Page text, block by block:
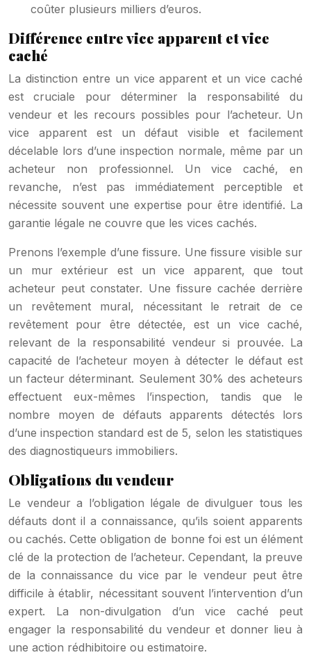
coûter plusieurs milliers d’euros.
Différence entre vice apparent et vice
caché
La distinction entre un vice apparent et un vice caché
est cruciale pour déterminer la responsabilité du
vendeur et les recours possibles pour l’acheteur. Un
vice apparent est un défaut visible et facilement
décelable lors d’une inspection normale, même par un
acheteur non professionnel. Un vice caché, en
revanche, n’est pas immédiatement perceptible et
nécessite souvent une expertise pour être identifié. La
garantie légale ne couvre que les vices cachés.
Prenons l’exemple d’une fissure. Une fissure visible sur
un mur extérieur est un vice apparent, que tout
acheteur peut constater. Une fissure cachée derrière
un revêtement mural, nécessitant le retrait de ce
revêtement pour être détectée, est un vice caché,
relevant de la responsabilité vendeur si prouvée. La
capacité de l’acheteur moyen à détecter le défaut est
un facteur déterminant. Seulement 30% des acheteurs
effectuent eux-mêmes l’inspection, tandis que le
nombre moyen de défauts apparents détectés lors
d’une inspection standard est de 5, selon les statistiques
des diagnostiqueurs immobiliers.
Obligations du vendeur
Le vendeur a l’obligation légale de divulguer tous les
défauts dont il a connaissance, qu’ils soient apparents
ou cachés. Cette obligation de bonne foi est un élément
clé de la protection de l’acheteur. Cependant, la preuve
de la connaissance du vice par le vendeur peut être
difficile à établir, nécessitant souvent l’intervention d’un
expert. La non-divulgation d’un vice caché peut
engager la responsabilité du vendeur et donner lieu à
une action rédhibitoire ou estimatoire.